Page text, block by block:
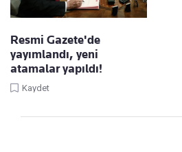
Resmi Gazete'de
yayımlandı, yeni
atamalar yapıldı!
Kaydet